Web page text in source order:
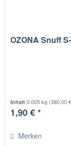
OZONA Snuff
Inhalt0.005 kg (380,00
1,90 € *
Merken